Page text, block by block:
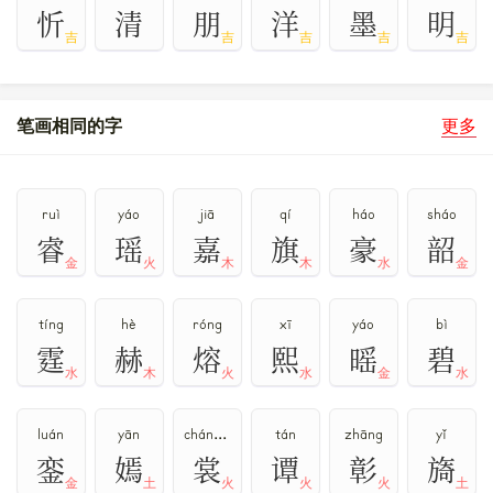
忻吉 清 朋吉 洋吉 墨吉 明吉
笔画相同的字 更多
ruì
睿金
yáo
瑶火
jiā
嘉木
qí
旗木
háo
豪水
sháo
韶金
tíng
霆水
hè
赫木
róng
熔火
xī
熙水
yáo
暚金
bì
碧水
luán
銮金
yān
嫣土
cháng,shang
裳火
tán
谭火
zhāng
彰火
yǐ
旖土